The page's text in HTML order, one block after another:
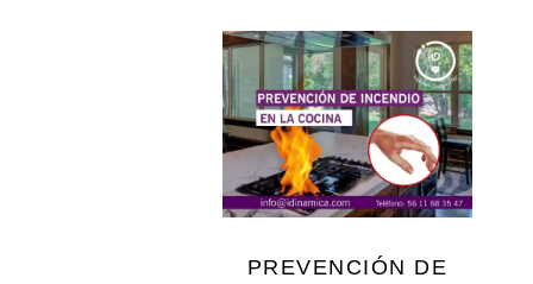
PREVENCIÓN DE